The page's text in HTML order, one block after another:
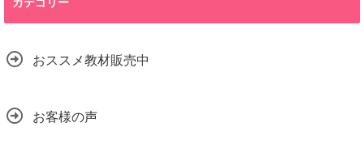
おススメ教材販売中
お客様の声